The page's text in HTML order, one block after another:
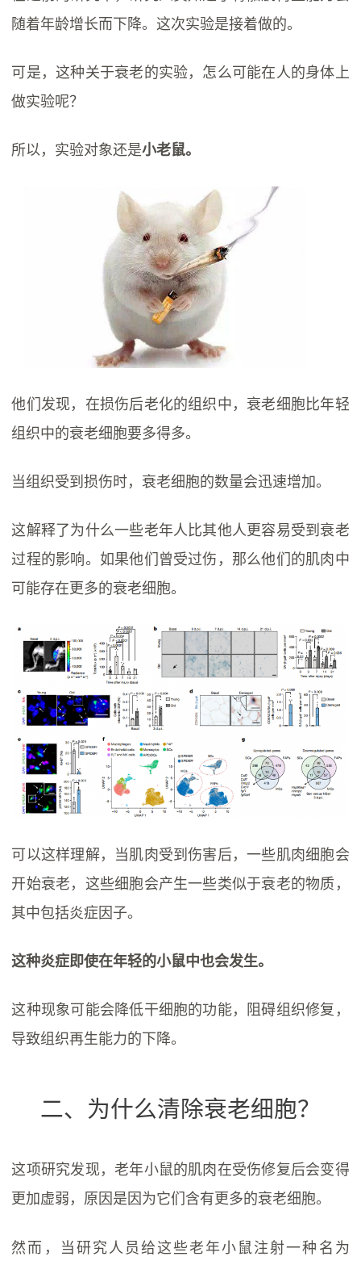
随着年龄增长而下降。这次实验是接着做的。
可是，这种关于衰老的实验，怎么可能在人的身体上
做实验呢？
所以，实验对象还是小老鼠。
他们发现，在损伤后老化的组织中，衰老细胞比年轻
组织中的衰老细胞要多得多。
当组织受到损伤时，衰老细胞的数量会迅速增加。
这解释了为什么一些老年人比其他人更容易受到衰老
过程的影响。如果他们曾受过伤，那么他们的肌肉中
可能存在更多的衰老细胞。
可以这样理解，当肌肉受到伤害后，一些肌肉细胞会
开始衰老，这些细胞会产生一些类似于衰老的物质，
其中包括炎症因子。
这种炎症即使在年轻的小鼠中也会发生。
这种现象可能会降低干细胞的功能，阻碍组织修复，
导致组织再生能力的下降。
二、为什么清除衰老细胞？
这项研究发现，老年小鼠的肌肉在受伤修复后会变得
更加虚弱，原因是因为它们含有更多的衰老细胞。
然而，当研究人员给这些老年小鼠注射一种名为